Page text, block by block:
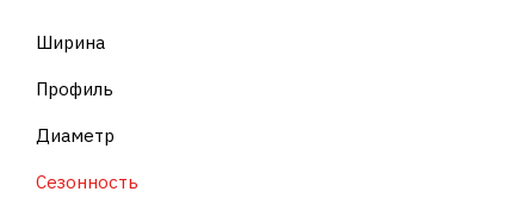
Ширина
Профиль
Диаметр
Сезонность